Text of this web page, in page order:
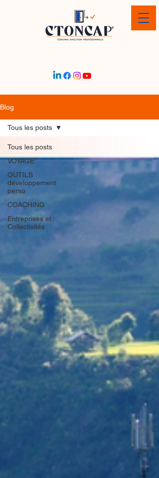
Blog
Tous les posts
VOYAGE
OUTILS
développement
perso
COACHING
Entreprises et
Collectivités
Tous les posts